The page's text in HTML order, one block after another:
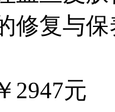
修复与
2947元